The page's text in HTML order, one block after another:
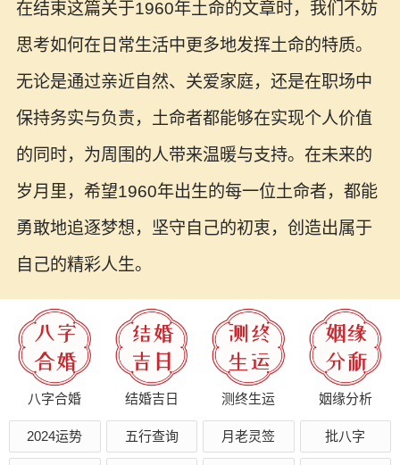
在结束这篇关于1960年土命的文章时，我们不妨
思考如何在日常生活中更多地发挥土命的特质。
无论是通过亲近自然、关爱家庭，还是在职场中
保持务实与负责，土命者都能够在实现个人价值
的同时，为周围的人带来温暖与支持。在未来的
岁月里，希望1960年出生的每一位土命者，都能
勇敢地追逐梦想，坚守自己的初衷，创造出属于
自己的精彩人生。
八字合婚 结婚吉日 测终生运 姻缘分析
2024运势 五行查询 月老灵签 批八字